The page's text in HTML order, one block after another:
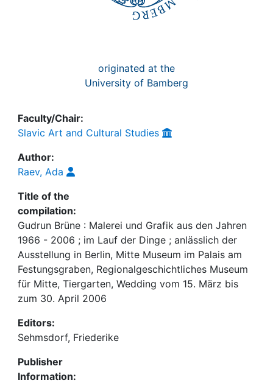
originated at the
University of Bamberg
Faculty/Chair:
Slavic Art and Cultural Studies
Author:
Raev, Ada
Title of the
compilation:
Gudrun Brüne : Malerei und Grafik aus den Jahren
1966 - 2006 ; im Lauf der Dinge ; anlässlich der
Ausstellung in Berlin, Mitte Museum im Palais am
Festungsgraben, Regionalgeschichtliches Museum
für Mitte, Tiergarten, Wedding vom 15. März bis
zum 30. April 2006
Editors:
Sehmsdorf, Friederike
Publisher
Information: